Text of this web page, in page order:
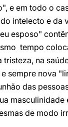
e em todo o
intelecto e da
esposo"
tempo
na
sempre nova
das
de modo